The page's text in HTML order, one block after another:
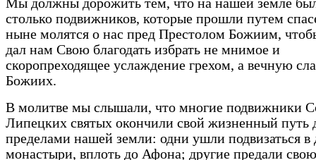
Мы должны дорожить тем, что на нашей земле
столько подвижников, которые прошли путем
ныне молятся о нас пред Престолом Божиим,
дал нам Свою благодать избрать не мнимое и
скоропреходящее услаждение грехом, а вечную
Божиих.
В молитве мы слышали, что многие подвижники
Липецких святых окончили свой жизненный путь
пределами нашей земли: одни ушли подвизаться в
монастыри, вплоть до Афона; другие предали